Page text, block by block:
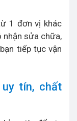
1 đơn vị khác
sửa chữa,
tiếp tục vận
tín, chất